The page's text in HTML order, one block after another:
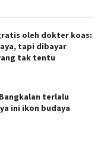
oleh dokter koas:
tapi dibayar
tak tentu
terlalu
ini ikon budaya